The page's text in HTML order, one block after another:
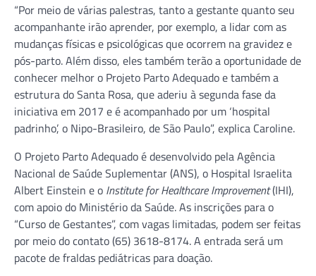
“Por meio de várias palestras, tanto a gestante quanto seu
acompanhante irão aprender, por exemplo, a lidar com as
mudanças físicas e psicológicas que ocorrem na gravidez e
pós-parto. Além disso, eles também terão a oportunidade de
conhecer melhor o Projeto Parto Adequado e também a
estrutura do Santa Rosa, que aderiu à segunda fase da
iniciativa em 2017 e é acompanhado por um ‘hospital
padrinho’, o Nipo-Brasileiro, de São Paulo”, explica Caroline.
O Projeto Parto Adequado é desenvolvido pela Agência
Nacional de Saúde Suplementar (ANS), o Hospital Israelita
Albert Einstein e o Institute for Healthcare Improvement(IHI),
com apoio do Ministério da Saúde. As inscrições para o
“Curso de Gestantes”, com vagas limitadas, podem ser feitas
por meio do contato (65) 3618-8174. A entrada será um
pacote de fraldas pediátricas para doação.